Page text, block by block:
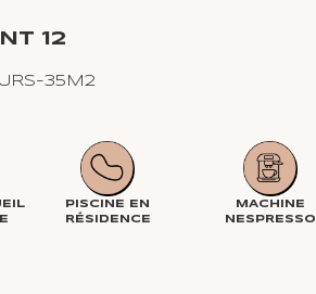
12
-35 M2
PISCINE EN
RÉSIDENCE
MACHINE
NESPRESSO